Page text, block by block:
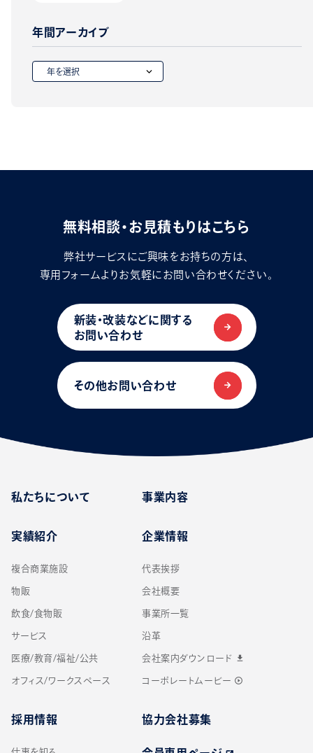
年間アーカイブ
無料相談・お見積もりはこちら
弊社サービスにご興味をお持ちの方は、
専用フォームよりお気軽にお問い合わせください。
新装・改装などに関する
お問い合わせ
その他お問い合わせ
私たちについて
実績紹介
複合商業施設
物販
飲食/食物販
サービス
医療/教育/福祉/公共
オフィス/ワークスペース
事業内容
企業情報
代表挨拶
会社概要
事業所一覧
沿革
会社案内ダウンロード download
コーポレートムービー play_circle_outline
採用情報 協力会社募集